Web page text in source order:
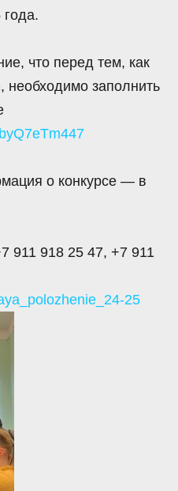
года.
что перед тем, как
необходимо заполнить
о конкурсе — в
911 918 25 47, +7 911
25